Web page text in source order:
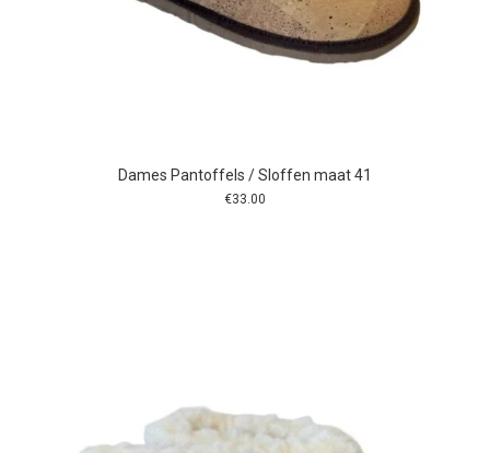
Dames Pantoffels / Sloffen maat 41
€33.00